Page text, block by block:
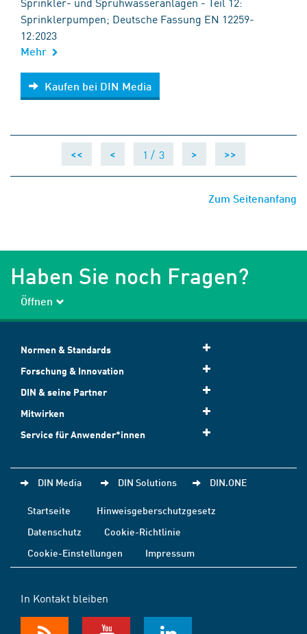
Sprinklerpumpen; Deutsche Fassung EN 12259-
12:2023
Mehr
Kaufen bei DIN Media
Kaufen bei DIN Media
<< < 1 / 3 > >>
Zum Seitenanfang
Haben Sie noch Fragen?
Öffnen
Normen & Standards
Forschung & Innovation
DIN & seine Partner
Mitwirken
Service für Anwender*innen
DIN Media DIN Solutions DIN.ONE
Startseite
Hinweisgeberschutzgesetz
Datenschutz
Cookie-Richtlinie
Cookie-Einstellungen
Impressum
In Kontakt bleiben